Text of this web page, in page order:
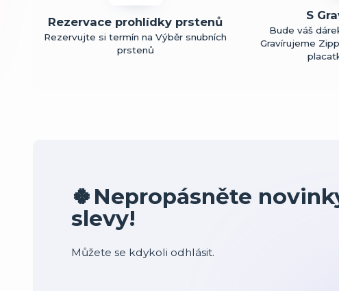
Rezervace prohlídky prstenů
Rezervujte si termín na Výběr snubních
prstenů
S
Bude váš
Gravírujeme
🍀Nepropásněte
slevy!
Můžete se kdykoli odhlásit.